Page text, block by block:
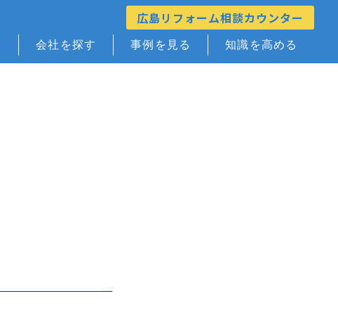
会社を探す 事例を見る 知識を高める
広島リフォーム相談カウンター